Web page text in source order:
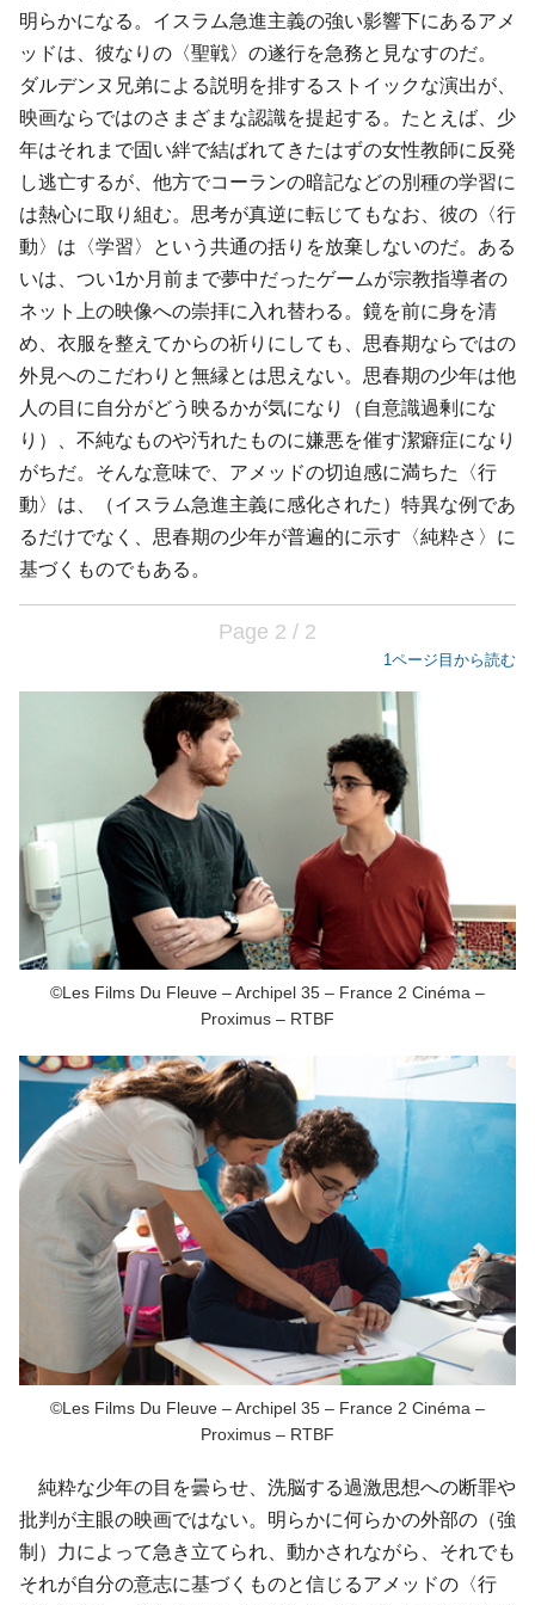
明らかになる。イスラム急進主義の強い影響下にあるアメ
ッドは、彼なりの〈聖戦〉の遂行を急務と見なすのだ。
ダルデンヌ兄弟による説明を排するストイックな演出が、
映画ならではのさまざまな認識を提起する。たとえば、少
年はそれまで固い絆で結ばれてきたはずの女性教師に反発
し逃亡するが、他方でコーランの暗記などの別種の学習に
は熱心に取り組む。思考が真逆に転じてもなお、彼の〈行
動〉は〈学習〉という共通の括りを放棄しないのだ。ある
いは、つい1か月前まで夢中だったゲームが宗教指導者の
ネット上の映像への崇拝に入れ替わる。鏡を前に身を清
め、衣服を整えてからの祈りにしても、思春期ならではの
外見へのこだわりと無縁とは思えない。思春期の少年は他
人の目に自分がどう映るかが気になり（自意識過剰にな
り）、不純なものや汚れたものに嫌悪を催す潔癖症になり
がちだ。そんな意味で、アメッドの切迫感に満ちた〈行
動〉は、（イスラム急進主義に感化された）特異な例であ
るだけでなく、思春期の少年が普遍的に示す〈純粋さ〉に
基づくものでもある。
Page 2 / 2
1ページ目から読む
©Les Films Du Fleuve – Archipel 35 – France 2 Cinéma –
Proximus – RTBF
©Les Films Du Fleuve – Archipel 35 – France 2 Cinéma –
Proximus – RTBF
純粋な少年の目を曇らせ、洗脳する過激思想への断罪や
批判が主眼の映画ではない。明らかに何らかの外部の（強
制）力によって急き立てられ、動かされながら、それでも
それが自分の意志に基づくものと信じるアメッドの〈行